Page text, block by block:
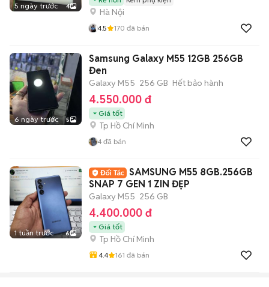
5 ngày trước 4
Hà Nội
4.5 170 đã bán
6 ngày trước 5
Samsung Galaxy M55 12GB 256GB
Đen
Galaxy M55 256 GB Hết bảo hành
4.550.000 đ
Giá tốt
Tp Hồ Chí Minh
4 đã bán
1 tuần trước 6
SAMSUNG M55 8GB.256GB
SNAP 7 GEN 1 ZIN ĐẸP
Galaxy M55 256 GB
4.400.000 đ
Giá tốt
Tp Hồ Chí Minh
4.4 161 đã bán